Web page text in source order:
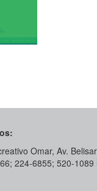
Omar, Av.
224-6855; 520-1089​